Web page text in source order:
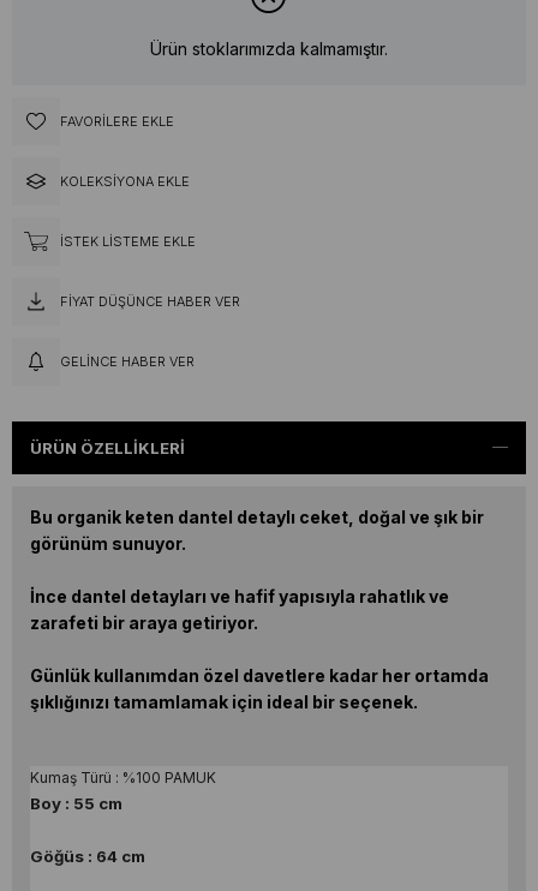
Ürün stoklarımızda kalmamıştır.
FAVORILERE EKLE
KOLEKSIYONA EKLE
İSTEK LISTEME EKLE
FIYAT DÜŞÜNCE HABER VER
GELINCE HABER VER
ÜRÜN ÖZELLIKLERI
Bu organik keten dantel detaylı ceket, doğal ve şık bir
görünüm sunuyor.
İnce dantel detayları ve hafif yapısıyla rahatlık ve
zarafeti bir araya getiriyor.
Günlük kullanımdan özel davetlere kadar her ortamda
şıklığınızı tamamlamak için ideal bir seçenek.
Kumaş Türü : %100 PAMUK
Boy : 55 cm
Göğüs : 64 cm